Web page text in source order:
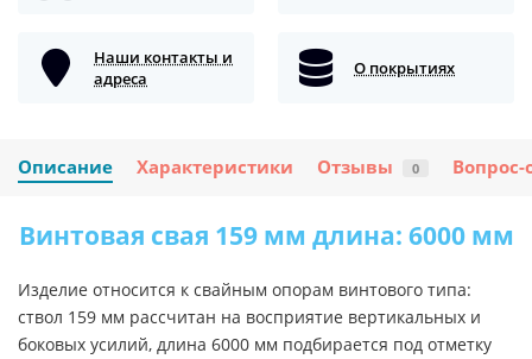
Наши контакты и
адреса
О покрытиях
Описание Характеристики Отзывы 0 Вопрос-
Винтовая свая 159 мм длина: 6000 мм
Изделие относится к свайным опорам винтового типа:
ствол 159 мм рассчитан на восприятие вертикальных и
боковых усилий, длина 6000 мм подбирается под отметку